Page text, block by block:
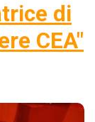
di
CEA"